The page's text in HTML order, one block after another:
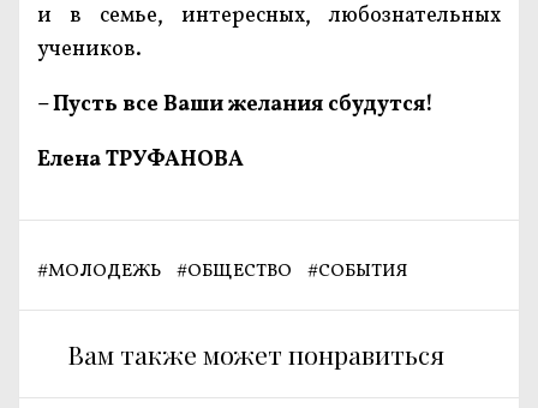
и в семье, интересных, любознательных
учеников.
– Пусть все Ваши желания сбудутся!
Елена ТРУФАНОВА
#МОЛОДЕЖЬ #ОБЩЕСТВО #СОБЫТИЯ
Вам также может понравиться